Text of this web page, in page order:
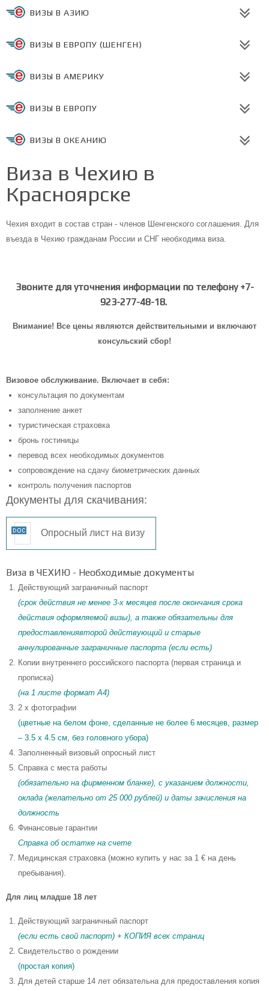
ВИЗЫ В АЗИЮ
ВИЗЫ В ЕВРОПУ (ШЕНГЕН)
ВИЗЫ В АМЕРИКУ
ВИЗЫ В ЕВРОПУ
ВИЗЫ В ОКЕАНИЮ
Виза в Чехию в
Красноярске
Чехия входит в состав стран - членов Шенгенского соглашения. Для
въезда в Чехию гражданам России и СНГ необходима виза.
Звоните для уточнения информации по телефону +7-
923-277-48-18.
Внимание! Все цены являются действительными и включают
консульский сбор!
Визовое обслуживание. Включает в себя:
консультация по документам
заполнение анкет
туристическая страховка
бронь гостиницы
перевод всех необходимых документов
сопровождение на сдачу биометрических данных
контроль получения паспортов
Документы для скачивания:
Опросный лист на визу
Виза в ЧЕХИЮ - Необходимые документы
Действующий заграничный паспорт
(срок действия не менее 3-х месяцев после окончания срока
действия оформляемой визы), а также обязательны для
предоставлениявторой действующий и старые
аннулированные заграничные паспорта (если есть)
Копии внутреннего российского паспорта (первая страница и
прописка)
(на 1 листе формат A4)
2 x фотографии
(цветные на белом фоне, сделанные не более 6 месяцев, размер
– 3.5 x 4.5 см, без головного убора)
Заполненный визовый опросный лист
Справка с места работы
(обязательно на фирменном бланке), с указанием должности,
оклада (желательно от 25 000 рублей) и даты зачисления на
должность
Финансовые гарантии
Справка об остатке на счете
Медицинская страховка (можно купить у нас за 1 € на день
пребывания).
Для лиц младше 18 лет
Действующий заграничный паспорт
(если есть свой паспорт) + КОПИЯ всех страниц
Свидетельство о рождении
(простая копия)
Для детей старше 14 лет обязательна для предоставления копия